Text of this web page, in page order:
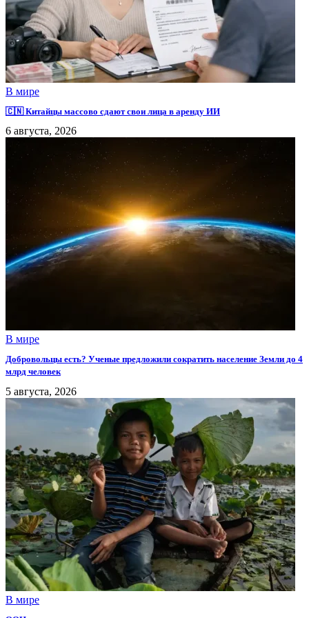
В мире
🇨🇳 Китайцы массово сдают свои лица в аренду ИИ
6 августа, 2026
В мире
Добровольцы есть? Ученые предложили сократить население Земли до 4
млрд человек
5 августа, 2026
В мире